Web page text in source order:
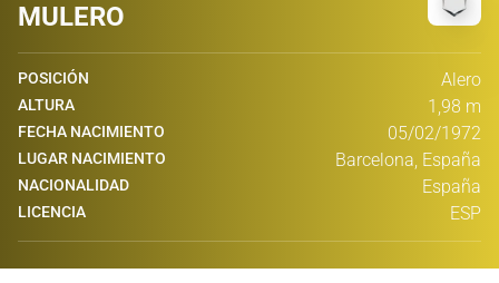
MULERO
POSICIÓN Alero
ALTURA 1,98 m
FECHA NACIMIENTO 05/02/1972
LUGAR NACIMIENTO Barcelona, España
NACIONALIDAD España
LICENCIA ESP